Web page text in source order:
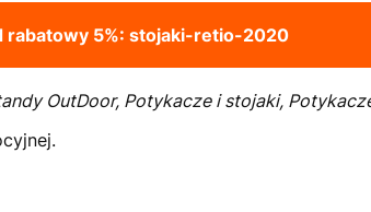
rabatowy 5%: stojaki-retio-2020
OutDoor, Potykacze i stojaki,